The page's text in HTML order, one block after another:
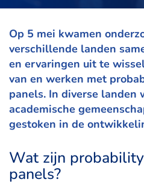
Op 5 mei kwamen
verschillende landen
en ervaringen uit te
van en werken met
panels. In diverse landen
academische
gestoken in de
Wat zijn
panels?